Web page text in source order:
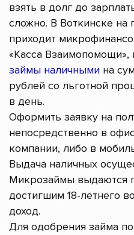
взять в долг до
сложно. В Воткинске
приходит
«Касса Взаимопомощи»,
займы наличными на
рублей со льготной
в день.
Оформить заявку на
непосредственно в
компании, либо в
Выдача наличных
Микрозаймы выдаются
достигшим 18-летнего
доход.
Для одобрения займа